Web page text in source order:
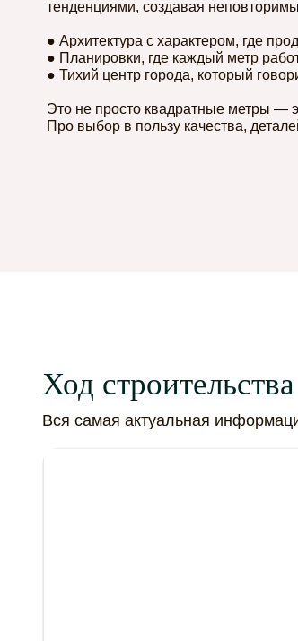
тенденциями, создавая
● Архитектура с характером, где
● Планировки, где каждый метр
● Тихий центр города, который
Это не просто квадратные метры —
Про выбор в пользу качества,
Ход строительства
Вся самая актуальная